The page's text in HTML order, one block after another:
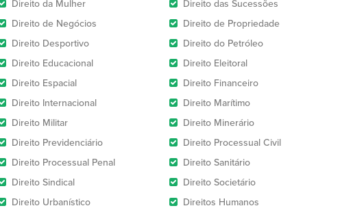
Direito da Mulher
Direito das Sucessões
Direito de Negócios
Direito de Propriedade
Direito Desportivo
Direito do Petróleo
Direito Educacional
Direito Eleitoral
Direito Espacial
Direito Financeiro
Direito Internacional
Direito Marítimo
Direito Militar
Direito Minerário
Direito Previdenciário
Direito Processual Civil
Direito Processual Penal
Direito Sanitário
Direito Sindical
Direito Societário
Direito Urbanístico Direitos Humanos